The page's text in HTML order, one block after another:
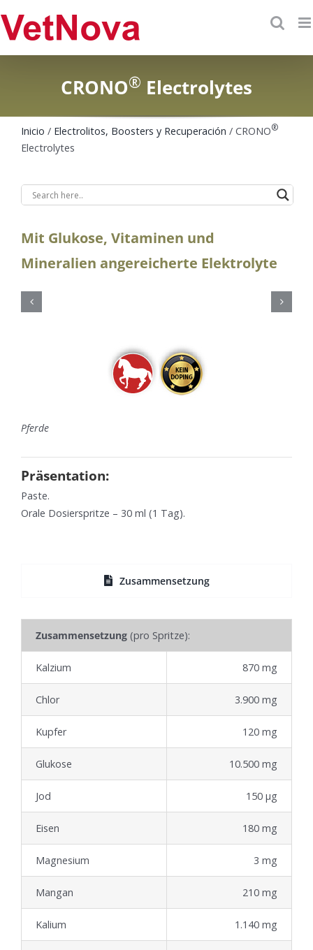
al
contenido
CRONO® Electrolytes
Inicio / Electrolitos, Boosters y Recuperación / CRONO®
Electrolytes
Mit Glukose, Vitaminen und
Mineralien angereicherte Elektrolyte
Pferde
Präsentation:
Paste.
Orale Dosierspritze – 30 ml (1 Tag).
Zusammensetzung
Zusammensetzung (pro Spritze):
Kalzium 870 mg
Chlor 3.900 mg
Kupfer 120 mg
Glukose 10.500 mg
Jod 150 µg
Eisen 180 mg
Magnesium 3 mg
Mangan 210 mg
Kalium 1.140 mg